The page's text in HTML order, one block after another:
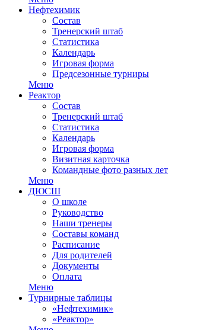
Нефтехимик
Состав
Тренерский штаб
Статистика
Календарь
Игровая форма
Предсезонные турниры
Меню
Реактор
Состав
Тренерский штаб
Статистика
Календарь
Игровая форма
Визитная карточка
Командные фото разных лет
Меню
ДЮСШ
О школе
Руководство
Наши тренеры
Составы команд
Расписание
Для родителей
Документы
Оплата
Меню
Турнирные таблицы
«Нефтехимик»
«Реактор»